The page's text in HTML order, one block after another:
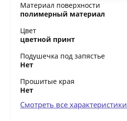
Материал поверхности
полимерный материал
Цвет
цветной принт
Подушечка под запястье
Нет
Прошитые края
Нет
Смотреть все характеристики